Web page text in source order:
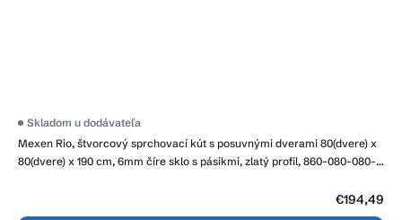
Mexen Rio, štvorcový sprchovací kút s posuvnými dverami 80(dvere) x
80(dvere) x 190 cm, 6mm číre sklo s pásikmi, zlatý profil, 860-080-080-
Skladom u dodávateľa
€194,49